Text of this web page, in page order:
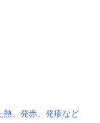
、発赤、発疹など